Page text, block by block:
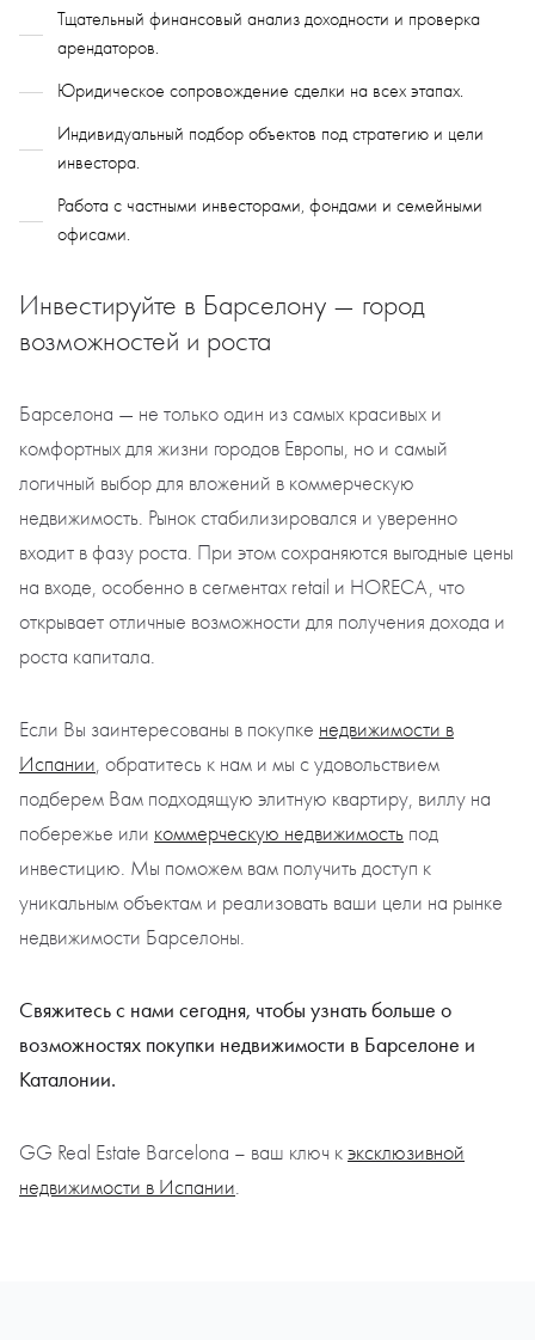
Тщательный финансовый анализ доходности и проверка
арендаторов.
Юридическое сопровождение сделки на всех этапах.
Индивидуальный подбор объектов под стратегию и цели
инвестора.
Работа с частными инвесторами, фондами и семейными
офисами.
Инвестируйте в Барселону — город
возможностей и роста
Барселона — не только один из самых красивых и
комфортных для жизни городов Европы, но и самый
логичный выбор для вложений в коммерческую
недвижимость. Рынок стабилизировался и уверенно
входит в фазу роста. При этом сохраняются выгодные цены
на входе, особенно в сегментах retail и HORECA, что
открывает отличные возможности для получения дохода и
роста капитала.
Если Вы заинтересованы в покупке недвижимости в
Испании, обратитесь к нам и мы с удовольствием
подберем Вам подходящую элитную квартиру, виллу на
побережье или коммерческую недвижимость под
инвестицию. Мы поможем вам получить доступ к
уникальным объектам и реализовать ваши цели на рынке
недвижимости Барселоны.
Свяжитесь с нами сегодня, чтобы узнать больше о
возможностях покупки недвижимости в Барселоне и
Каталонии.
GG Real Estate Barcelona – ваш ключ кэксклюзивной
недвижимости в Испании.